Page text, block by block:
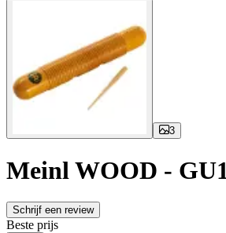
3
Meinl WOOD -
Schrijf een review
Beste prijs